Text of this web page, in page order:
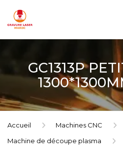
GC1313P
Accueil
Machines CNC
Machine de découpe plasma